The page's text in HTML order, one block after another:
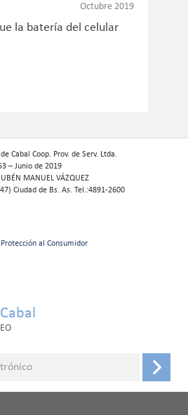
Octubre 2019
la batería del celular
Cabal Coop. Prov. de Serv. Ltda.
– Junio de 2019
MANUEL VÁZQUEZ
Ciudad de Bs. As. Tel.:4891-2600
al Consumidor